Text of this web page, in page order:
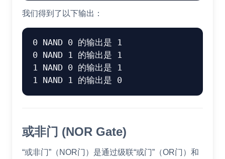
我们得到了以下输出：
0 NAND 0 的输出是 1
0 NAND 1 的输出是 1
1 NAND 0 的输出是 1
或非门 (NOR Gate)
“或非门”（NOR门）是通过级联“或门”（OR门）和